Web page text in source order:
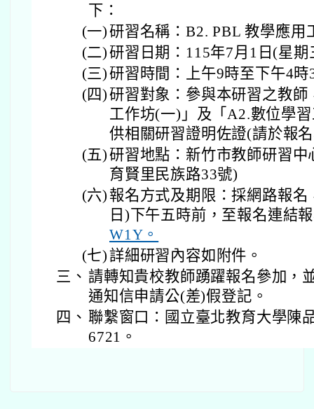
下：
(一)研習名稱：B2. PBL 教學應用
(二)研習日期：115年7月1日(星期
(三)研習時間：上午9時至下午4時
(四)研習對象：參與本研習之教
工作坊(一)」及「A2.數位學
供相關研習證明佐證(請於報
(五)研習地點：新竹市教師研習
育賢里民族路33號)
(六) 報名方式及期限：採網路報
日)下午五時前，至報名連結
W1Y。
(七)詳細研習內容如附件。
三、 請轉知貴校教師踴躍報名參加，
通知信申請公(差)假登記。
四、 聯繫窗口：國立臺北教育大學陳
6721。